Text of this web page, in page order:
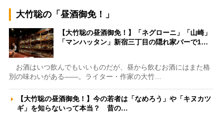
大竹聡の「昼酒御免！」
【大竹聡の昼酒御免！】「ネグローニ」「山崎」
「マンハッタン」新宿三丁目の隠れ家バーで1…
お酒はいつ飲んでもいいものだが、昼から飲むお酒にはまた格
別の味わいがある――。ライター・作家の大竹…
【大竹聡の昼酒御免！】今の若者は「なめろう」や「キヌカツ
ギ」を知らないって本当？ 昔の…